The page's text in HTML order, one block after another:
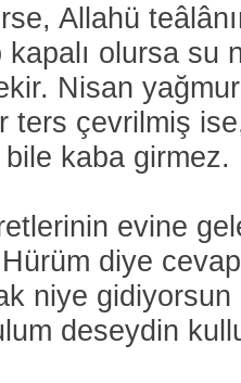
Allahü
olursa su
Nisan
ters çevrilmiş
kaba girmez.
evine
diye
niye
deseydin